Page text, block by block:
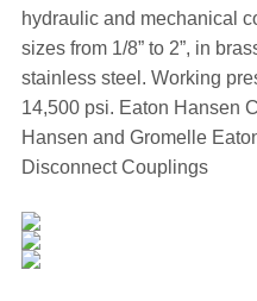
hydraulic and mechanical
sizes from 1/8” to 2”, in
stainless steel. Working
14,500 psi. Eaton Hansen
Hansen and Gromelle
Disconnect Couplings